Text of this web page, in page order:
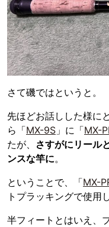
さて磯ではというと。
先ほどお話しした様に
ら「MX-9S 」に「MX-
たが、 さすがにリール
ンスな竿に。
ということで、「MX-
トプラッキングで使用
半フィートとはいえ、